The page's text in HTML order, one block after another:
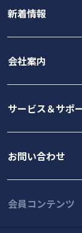
新着情報
会社案内
サービス＆サポ
お問い合わせ
会員コンテンツ